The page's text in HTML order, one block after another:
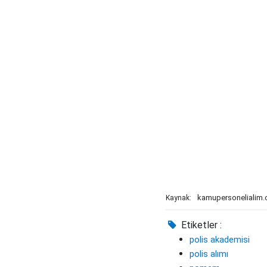
Kaynak:
Etiketler :
polis akademisi
polis alımı